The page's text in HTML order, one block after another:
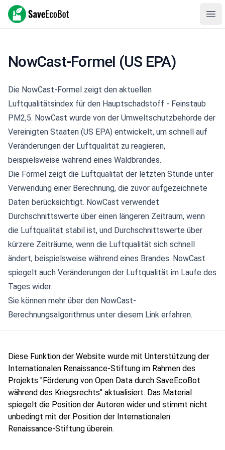
SaveEcoBot
NowCast-Formel (US EPA)
Die NowCast-Formel zeigt den aktuellen
Luftqualitätsindex für den Hauptschadstoff - Feinstaub
PM2,5. NowCast wurde von der Umweltschutzbehörde der
Vereinigten Staaten (US EPA) entwickelt, um schnell auf
Veränderungen der Luftqualität zu reagieren,
beispielsweise während eines Waldbrandes.
Die Formel zeigt die Luftqualität der letzten Stunde unter
Verwendung einer Berechnung, die zuvor aufgezeichnete
Daten berücksichtigt. NowCast verwendet
Durchschnittswerte über einen längeren Zeitraum, wenn
die Luftqualität stabil ist, und Durchschnittswerte über
kürzere Zeiträume, wenn die Luftqualität sich schnell
ändert, beispielsweise während eines Brandes. NowCast
spiegelt auch Veränderungen der Luftqualität im Laufe des
Tages wider.
Sie können mehr über den NowCast-
Berechnungsalgorithmus unter diesem Link erfahren.
Diese Funktion der Website wurde mit Unterstützung der
Internationalen Renaissance-Stiftung im Rahmen des
Projekts "Förderung von Open Data durch SaveEcoBot
während des Kriegsrechts" aktualisiert. Das Material
spiegelt die Position der Autoren wider und stimmt nicht
unbedingt mit der Position der Internationalen
Renaissance-Stiftung überein.